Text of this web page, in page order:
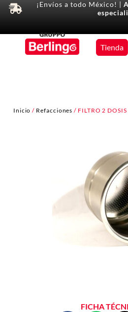
¡Envíos a todo México! |
Tienda
Inicio / Refacciones / FILTRO 2 DOSIS
FICHA